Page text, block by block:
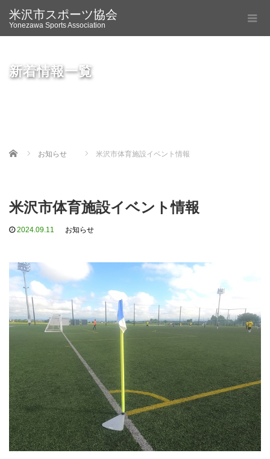
米沢市スポーツ協会
Yonezawa Sports Association
新着情報一覧
Home お知らせ 米沢市体育施設イベント情報
米沢市体育施設イベント情報
2024.09.11 お知らせ